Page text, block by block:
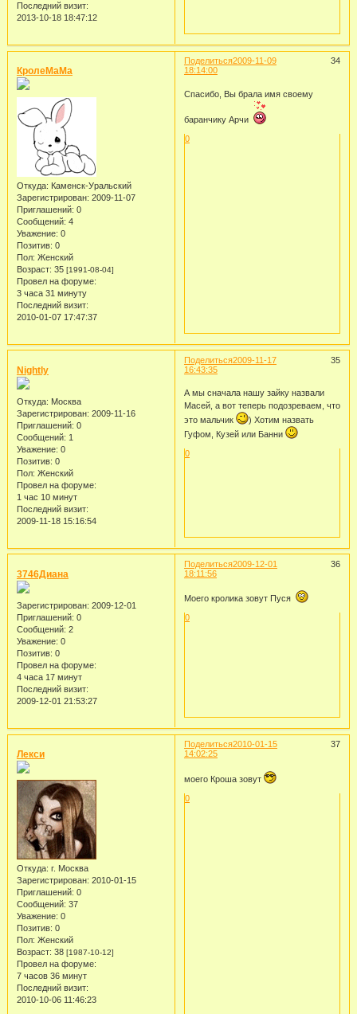
Последний визит:
2013-10-18 18:47:12
Поделиться 34
2009-11-09
18:14:00
КролеМаМа
Откуда: Каменск-Уральский
Зарегистрирован: 2009-11-07
Приглашений: 0
Сообщений: 4
Уважение: 0
Позитив: 0
Пол: Женский
Возраст: 35 [1991-08-04]
Провел на форуме:
3 часа 31 минуту
Последний визит:
2010-01-07 17:47:37
Спасибо, Вы брала имя своему
баранчику Арчи
0
Поделиться 35
2009-11-17
16:43:35
Nightly
Откуда: Москва
Зарегистрирован: 2009-11-16
Приглашений: 0
Сообщений: 1
Уважение: 0
Позитив: 0
Пол: Женский
Провел на форуме:
1 час 10 минут
Последний визит:
2009-11-18 15:16:54
А мы сначала нашу зайку назвали
Масей, а вот теперь подозреваем, что
это мальчик
) Хотим назвать
Гуфом, Кузей или Банни
0
Поделиться 36
2009-12-01
18:11:56
3746Диана
Зарегистрирован: 2009-12-01
Приглашений: 0
Сообщений: 2
Уважение: 0
Позитив: 0
Провел на форуме:
4 часа 17 минут
Последний визит:
2009-12-01 21:53:27
Моего кролика зовут Пуся
0
Поделиться 37
2010-01-15
14:02:25
Лекси
Откуда: г. Москва
Зарегистрирован: 2010-01-15
Приглашений: 0
Сообщений: 37
Уважение: 0
Позитив: 0
Пол: Женский
Возраст: 38 [1987-10-12]
Провел на форуме:
7 часов 36 минут
Последний визит:
2010-10-06 11:46:23
моего Кроша зовут
0